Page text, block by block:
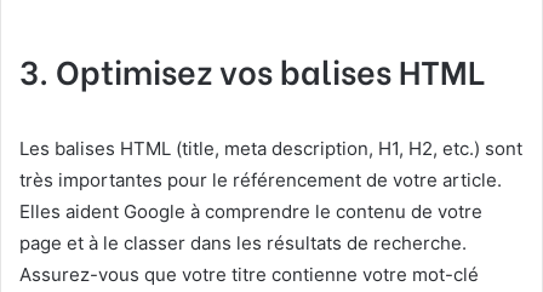
3. Optimisez vos balises HTML
Les balises HTML (title, meta description, H1, H2, etc.) sont
très importantes pour le référencement de votre article.
Elles aident Google à comprendre le contenu de votre
page et à le classer dans les résultats de recherche.
Assurez-vous que votre titre contienne votre mot-clé